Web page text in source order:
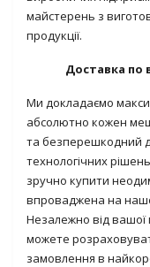
майстерень з
продукції.
Доставка по
Ми докладаємо
абсолютно кожен
та безперешкодний
технологічних
зручно купити
впроваджена на
Незалежно від вашої
можете
замовлення в